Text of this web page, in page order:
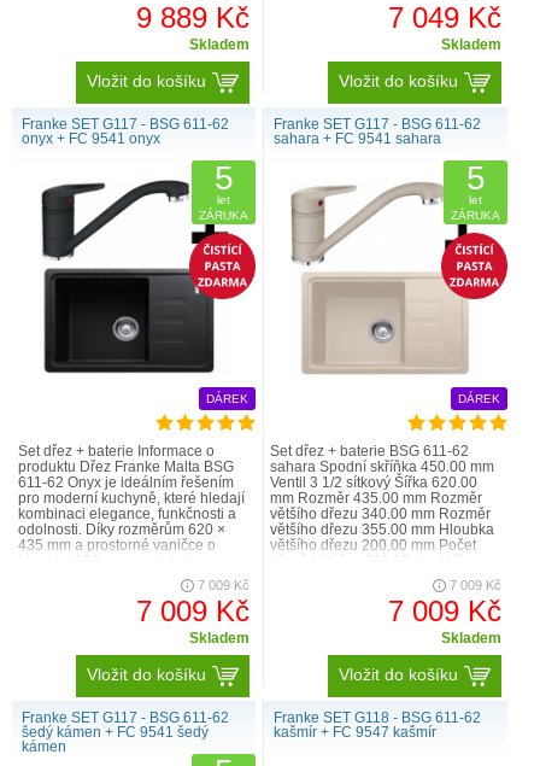
9 889 Kč
Skladem
Vložit do košíku
7 049 Kč
Skladem
Vložit do košíku
Franke SET G117 - BSG 611-62
onyx + FC 9541 onyx
5
let
ZÁRUKA
DÁREK
Set dřez + baterie Informace o
produktu Dřez Franke Malta BSG
611-62 Onyx je ideálním řešením
pro moderní kuchyně, které hledají
kombinaci elegance, funkčnosti a
odolnosti. Díky rozměrům 620 ×
435 mm a prostorné vaničce o
dostatek prostoru pro myt.. 7 009 Kč
7 009 Kč
Skladem
Vložit do košíku
Franke SET G117 - BSG 611-62
sahara + FC 9541 sahara
5
let
ZÁRUKA
DÁREK
Set dřez + baterie BSG 611-62
sahara Spodní skříňka 450.00 mm
Ventil 3 1/2 sítkový Šířka 620.00
mm Rozměr 435.00 mm Rozměr
většího dřezu 340.00 mm Rozměr
většího dřezu 355.00 mm Hloubka
většího dřezu 200.00 mm Počet
7 009 Kč
7 009 Kč
Skladem
Vložit do košíku
Franke SET G117 - BSG 611-62
šedý kámen + FC 9541 šedý
kámen
Franke SET G118 - BSG 611-62
kašmír + FC 9547 kašmír